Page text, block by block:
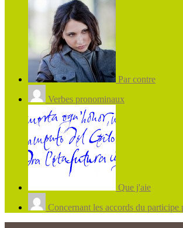
Par contre
Verbes pronominaux
Que j'aie
Concernant les accords du participe